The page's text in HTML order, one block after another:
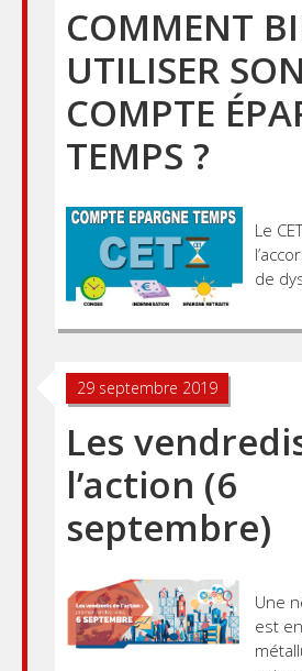
COMMENT
UTILISER SON
COMPTE
TEMPS ?
Le
de
29 septembre 2019
Les
l’action (6
septembre)
Une
est